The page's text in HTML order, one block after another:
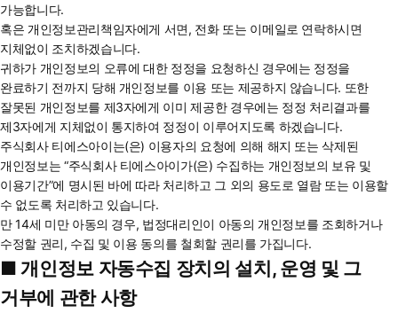
가능합니다.
혹은 개인정보관리책임자에게 서면, 전화 또는 이메일로 연락하시면
지체없이 조치하겠습니다.
귀하가 개인정보의 오류에 대한 정정을 요청하신 경우에는 정정을
완료하기 전까지 당해 개인정보를 이용 또는 제공하지 않습니다. 또한
잘못된 개인정보를 제3자에게 이미 제공한 경우에는 정정 처리결과를
제3자에게 지체없이 통지하여 정정이 이루어지도록 하겠습니다.
주식회사 티에스아이는(은) 이용자의 요청에 의해 해지 또는 삭제된
개인정보는 “주식회사 티에스아이가(은) 수집하는 개인정보의 보유 및
이용기간”에 명시된 바에 따라 처리하고 그 외의 용도로 열람 또는 이용할
수 없도록 처리하고 있습니다.
만 14세 미만 아동의 경우, 법정대리인이 아동의 개인정보를 조회하거나
수정할 권리, 수집 및 이용 동의를 철회할 권리를 가집니다.
■ 개인정보 자동수집 장치의 설치, 운영 및 그
거부에 관한 사항